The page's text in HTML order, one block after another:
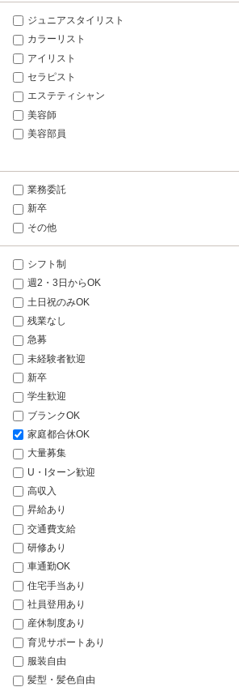
ジュニアスタイリスト
カラーリスト
アイリスト
セラピスト
エステティシャン
美容師
美容部員
業務委託
新卒
その他
シフト制
週2・3日からOK
土日祝のみOK
残業なし
急募
未経験者歓迎
新卒
学生歓迎
ブランクOK
家庭都合休OK
大量募集
U・Iターン歓迎
高収入
昇給あり
交通費支給
研修あり
車通勤OK
住宅手当あり
社員登用あり
産休制度あり
育児サポートあり
服装自由
髪型・髪色自由